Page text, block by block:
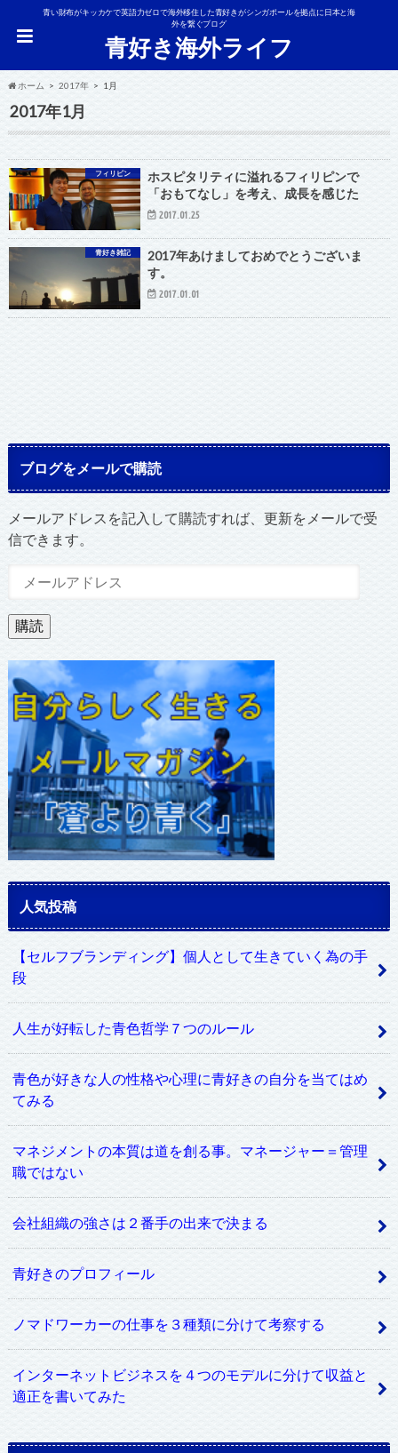
青い財布がキッカケで英語力ゼロで海外移住した青好きがシンガポールを拠点に日本と海
外を繋ぐブログ
青好き海外ライフ
ホーム 2017年 1月
2017年1月
フィリピン
ホスピタリティに溢れるフィリピンで
「おもてなし」を考え、成長を感じた
2017.01.25
青好き雑記
2017年あけましておめでとうございま
す。
2017.01.01
ブログをメールで購読
メールアドレスを記入して購読すれば、更新をメールで受
信できます。
ル
ア
ド
レ
ス
購読
人気投稿
【セルフブランディング】個人として生きていく為の手
段
人生が好転した青色哲学７つのルール
青色が好きな人の性格や心理に青好きの自分を当てはめ
てみる
マネジメントの本質は道を創る事。マネージャー＝管理
職ではない
会社組織の強さは２番手の出来で決まる
青好きのプロフィール
ノマドワーカーの仕事を３種類に分けて考察する
インターネットビジネスを４つのモデルに分けて収益と
適正を書いてみた